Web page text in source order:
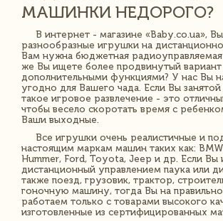
МАШИНКИ НЕДОРОГО?
В интернет - магазине «Baby.co.ua»,
разнообразные игрушки на
Вам нужна бюджетная
же Вы ищете более продвинутый вариант
дополнительными функциями? У нас Вы
угодно для Вашего чада. Если Вы занятой
такое игровое развлечение - это
чтобы весело скоротать время с
Ваши выходные.
Все игрушки очень реалистичные и
настоящим маркам машин таких как:
Hummer, Ford, Toyota, Jeep и др. Если Вы
дистанционный управлением паука или
также поезд, грузовик, трактор,
гоночную машину, тогда Вы на
работаем только с товарами высокого
изготовленные из сертифицированных